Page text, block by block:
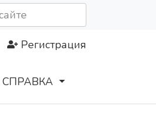
Регистрация
СПРАВКА